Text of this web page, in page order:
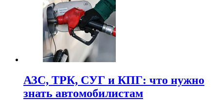
АЗС, ТРК, СУГ и КПГ: что нужно
знать автомобилистам